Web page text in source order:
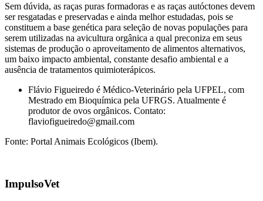
Sem dúvida, as raças puras formadoras e as raças autóctones devem
ser resgatadas e preservadas e ainda melhor estudadas, pois se
constituem a base genética para seleção de novas populações para
serem utilizadas na avicultura orgânica a qual preconiza em seus
sistemas de produção o aproveitamento de alimentos alternativos,
um baixo impacto ambiental, constante desafio ambiental e a
ausência de tratamentos quimioterápicos.
Flávio Figueiredo é Médico-Veterinário pela UFPEL, com
Mestrado em Bioquímica pela UFRGS. Atualmente é
produtor de ovos orgânicos. Contato:
flaviofigueiredo@gmail.com
Fonte: Portal Animais Ecológicos (Ibem).
ImpulsoVet